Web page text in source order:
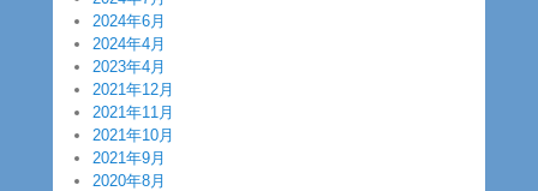
2024年6月
2024年4月
2023年4月
2021年12月
2021年11月
2021年10月
2021年9月
2020年8月